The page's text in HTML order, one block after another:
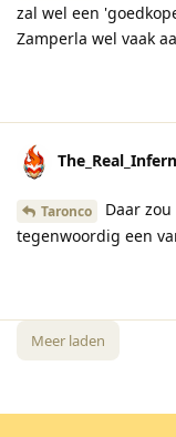
zal wel een
Zamperla wel vaak
Taronco
Daar
tegenwoordig een
Meer laden